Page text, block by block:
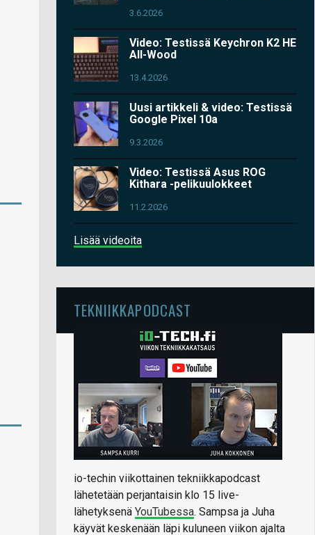
3.6.2026
Video: Testissä Keychron K2 HE
All-Wood
13.4.2026
Uusi artikkeli & video: Testissä
Google Pixel 10a
9.3.2026
Video: Testissä Asus ROG
Kithara -pelikuulokkeet
11.2.2026
Lisää videoita
TEKNIIKKAPODCAST
io-techin viikottainen tekniikkapodcast
lähetetään perjantaisin klo 15 live-
lähetyksenä YouTubessa. Sampsa ja Juha
käyvät keskenään läpi kuluneen viikon ajalta